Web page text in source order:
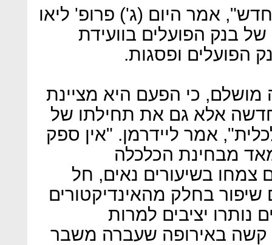
אמר היום (ג') פרופ' ליאו
של בנק הפועלים בוועידת
מושלם, כי הפעם היא מציינת
אלא גם את תחילתו של
אמר ליידרמן. "אין ספק
מבחינת הכלכלה
צמחו בשיעורים נאים, חל
בחלק מהאינדיקטורים
נותרו יציבים למרות
קשה באירופה שעברה משבר